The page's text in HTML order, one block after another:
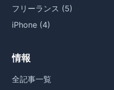
フリーランス (5)
iPhone (4)
情報
全記事一覧